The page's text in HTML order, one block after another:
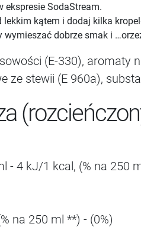
ekspresie SodaStream.
lekkim kątem i dodaj kilka
wymieszać dobrze smak i
(E-330), aromaty
ze stewii (E 960a),
- 4 kJ/1 kcal, (% na 250
na 250 ml **) - (0%)